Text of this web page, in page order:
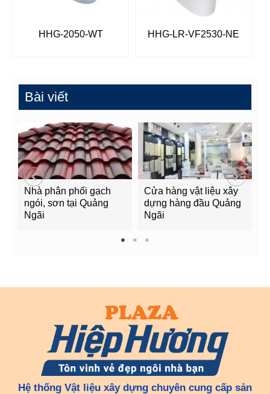
HHG-2050-WT HHG-LR-VF2530-NE
Bài viết
Nhà phân phối gạch
ngói, sơn tại Quảng
Ngãi
Cửa hàng vật liệu xây
dựng hàng đầu Quảng
Ngãi
1 2 3
Hệ thống Vật liệu xây dựng chuyên cung cấp sản